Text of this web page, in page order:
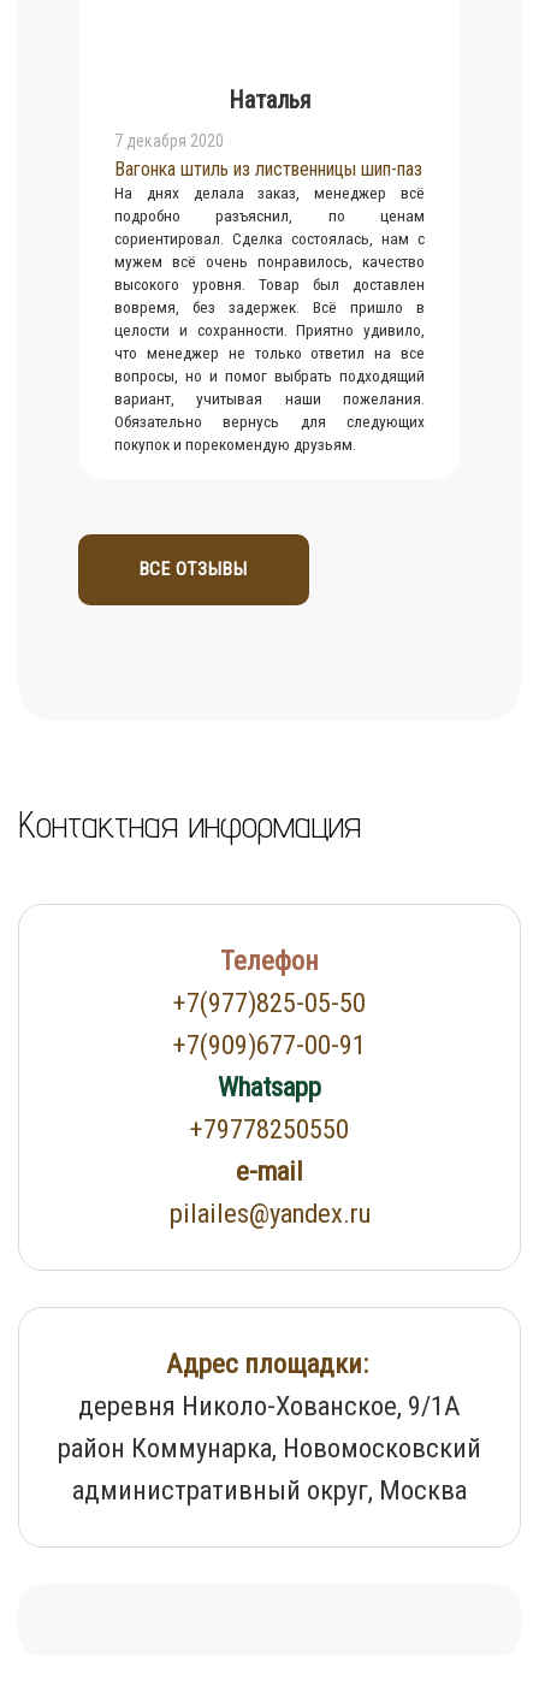
Наталья
7 декабря 2020
Вагонка штиль из лиственницы шип-паз
На днях делала заказ, менеджер всё
подробно разъяснил, по ценам
сориентировал. Сделка состоялась, нам с
мужем всё очень понравилось, качество
высокого уровня. Товар был доставлен
вовремя, без задержек. Всё пришло в
целости и сохранности. Приятно удивило,
что менеджер не только ответил на все
вопросы, но и помог выбрать подходящий
вариант, учитывая наши пожелания.
Обязательно вернусь для следующих
покупок и порекомендую друзьям.
ВСЕ ОТЗЫВЫ
Контактная информация
Телефон
+7(977)825-05-50
+7(909)677-00-91
Whatsapp
+79778250550
e-mail
pilailes@yandex.ru
Адрес площадки:
деревня Николо-Хованское, 9/1А
район Коммунарка, Новомосковский
административный округ, Москва